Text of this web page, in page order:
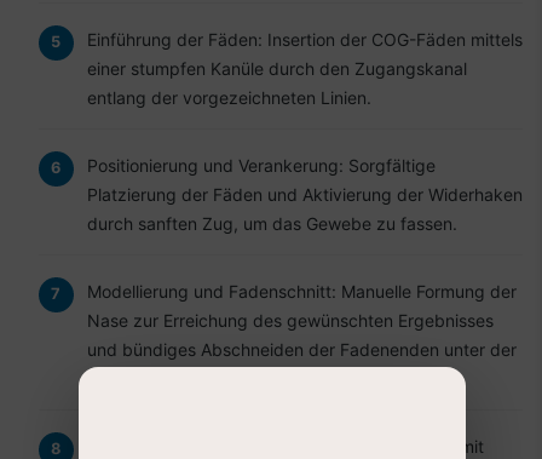
Einführung der Fäden: Insertion der COG-Fäden mittels
einer stumpfen Kanüle durch den Zugangskanal
entlang der vorgezeichneten Linien.
Positionierung und Verankerung: Sorgfältige
Platzierung der Fäden und Aktivierung der Widerhaken
durch sanften Zug, um das Gewebe zu fassen.
Modellierung und Fadenschnitt: Manuelle Formung der
Nase zur Erreichung des gewünschten Ergebnisses
und bündiges Abschneiden der Fadenenden unter der
Abschlusspflege: Versorgung der Eintrittsstelle mit